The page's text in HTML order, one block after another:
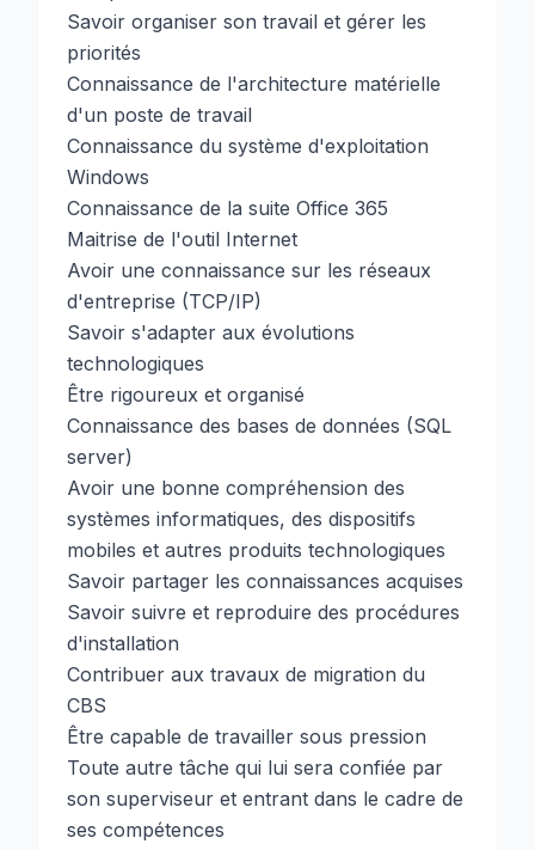
Savoir organiser son travail et gérer les
priorités
Connaissance de l'architecture matérielle
d'un poste de travail
Connaissance du système d'exploitation
Windows
Connaissance de la suite Office 365
Maitrise de l'outil Internet
Avoir une connaissance sur les réseaux
d'entreprise (TCP/IP)
Savoir s'adapter aux évolutions
technologiques
Être rigoureux et organisé
Connaissance des bases de données (SQL
server)
Avoir une bonne compréhension des
systèmes informatiques, des dispositifs
mobiles et autres produits technologiques
Savoir partager les connaissances acquises
Savoir suivre et reproduire des procédures
d'installation
Contribuer aux travaux de migration du
CBS
Être capable de travailler sous pression
Toute autre tâche qui lui sera confiée par
son superviseur et entrant dans le cadre de
ses compétences